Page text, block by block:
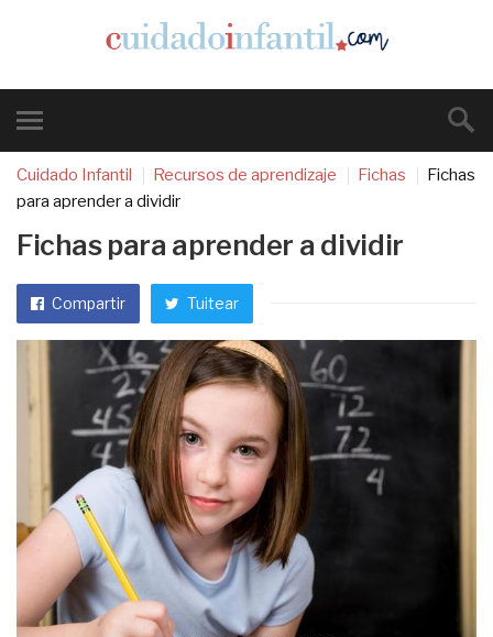
Cuidado Infantil Recursos de aprendizaje Fichas
Fichas
para aprender a dividir
Fichas para aprender a dividir
Compartir Tuitear